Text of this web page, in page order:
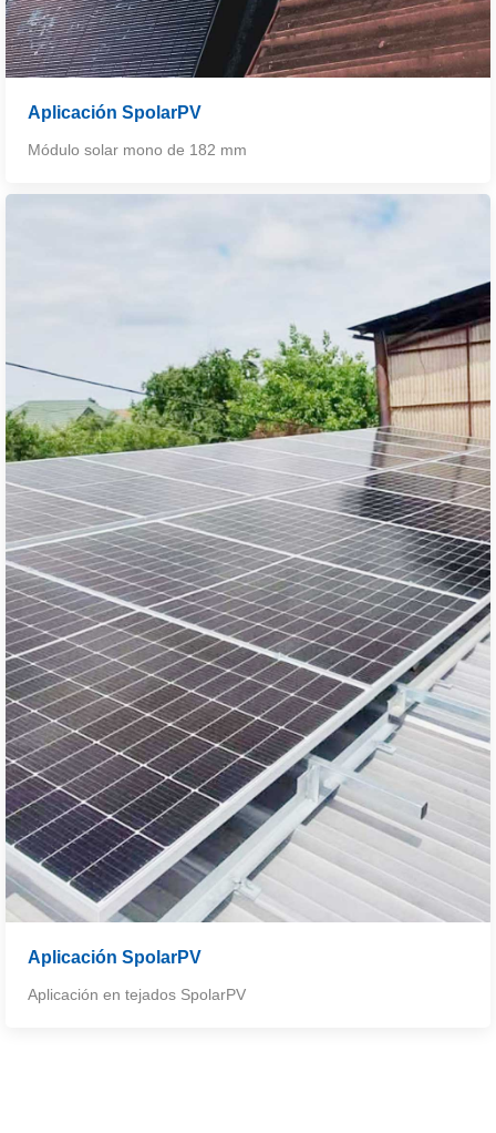
Aplicación SpolarPV
Módulo solar mono de 182 mm
Aplicación SpolarPV
Aplicación en tejados SpolarPV